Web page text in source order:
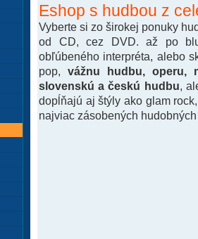
Eshop s hudbou z
Vyberte si zo širokej ponuky
od CD, cez DVD. až po
obľúbeného interpréta, alebo
pop, vážnu hudbu, operu,
slovenskú a českú hudbu ,
dopĺňajú aj štýly ako glam
najviac zásobených